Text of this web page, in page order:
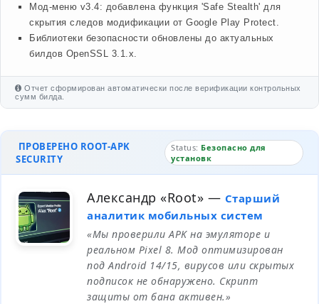
Мод-меню v3.4: добавлена функция 'Safe Stealth' для
скрытия следов модификации от Google Play Protect.
Библиотеки безопасности обновлены до актуальных
билдов OpenSSL 3.1.x.
Отчет сформирован автоматически после верификации контрольных
сумм билда.
ПРОВЕРЕНО ROOT-APK
SECURITY
Status: Безопасно для
установк
Александр «Root» — Старший
аналитик мобильных систем
«Мы проверили APK на эмуляторе и
реальном Pixel 8. Мод оптимизирован
под Android 14/15, вирусов или скрытых
подписок не обнаружено. Скрипт
защиты от бана активен.»